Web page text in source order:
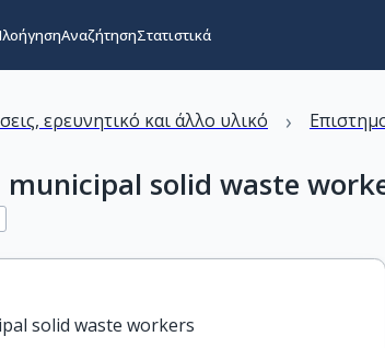
ΑναζήτησηΣτατιστικά
ερευνητικό και άλλο υλικό ›
solid waste
solid waste workers